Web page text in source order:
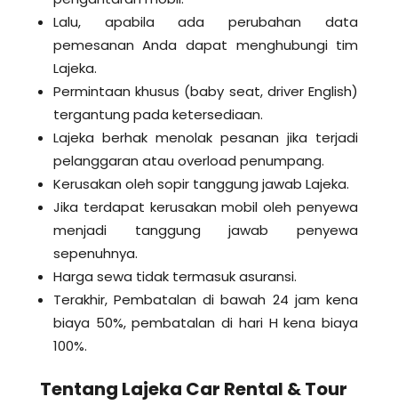
Lalu, apabila ada perubahan data
pemesanan Anda dapat menghubungi tim
Lajeka.
Permintaan khusus (baby seat, driver English)
tergantung pada ketersediaan.
Lajeka berhak menolak pesanan jika terjadi
pelanggaran atau overload penumpang.
Kerusakan oleh sopir tanggung jawab Lajeka.
Jika terdapat kerusakan mobil oleh penyewa
menjadi tanggung jawab penyewa
sepenuhnya.
Harga sewa tidak termasuk asuransi.
Terakhir, Pembatalan di bawah 24 jam kena
biaya 50%, pembatalan di hari H kena biaya
100%.
Tentang Lajeka Car Rental & Tour